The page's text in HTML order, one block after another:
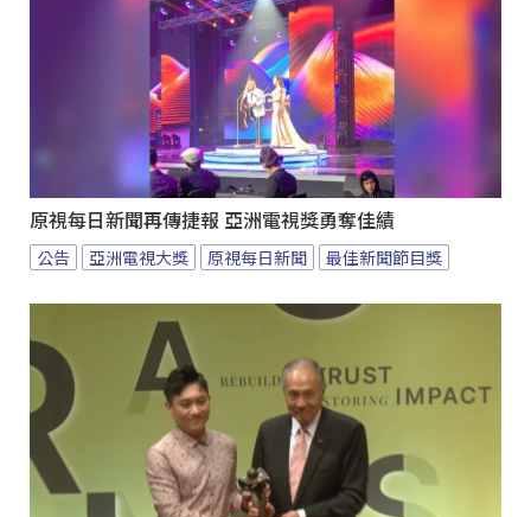
原視每日新聞再傳捷報 亞洲電視獎勇奪佳績
公告 亞洲電視大獎 原視每日新聞 最佳新聞節目獎